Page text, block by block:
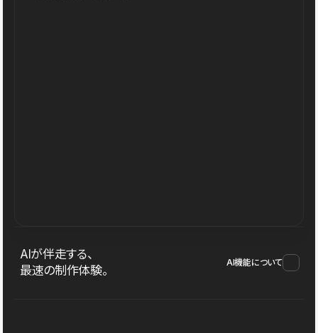
AIが伴走する、
最速の制作体験。
AI機能について